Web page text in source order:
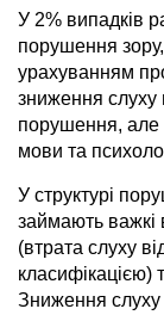
У 2% випадків
порушення
урахуванням
зниження слуху
порушення, але
мови та
У структурі
займають важкі
(втрата слуху
класифікацією)
Зниження слуху